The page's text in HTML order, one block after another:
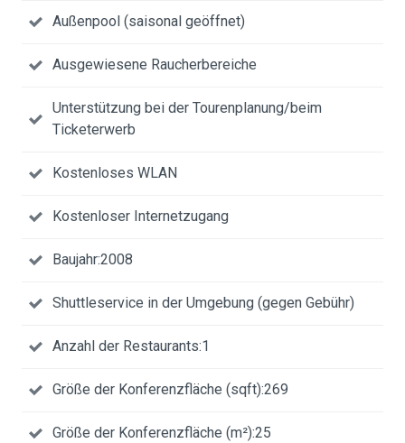
Außenpool (saisonal geöffnet)
Ausgewiesene Raucherbereiche
Unterstützung bei der Tourenplanung/beim
Ticketerwerb
Kostenloses WLAN
Kostenloser Internetzugang
Baujahr:2008
Shuttleservice in der Umgebung (gegen Gebühr)
Anzahl der Restaurants:1
Größe der Konferenzfläche (sqft):269
Größe der Konferenzfläche (m²):25